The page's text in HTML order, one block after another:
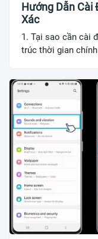
Hướng Dẫn Cài
Xác
1. Tại sao cần cài
trúc thời gian